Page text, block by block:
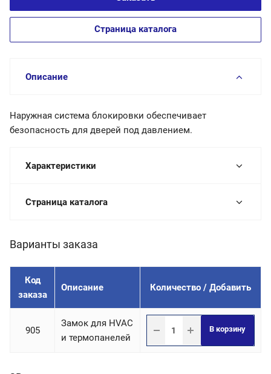
Страница каталога
Описание
Наружная система блокировки обеспечивает
безопасность для дверей под давлением.
Характеристики
Страница каталога
Варианты заказа
Код
заказа
Описание Количество / Добавить
905
Замок для HVAC
и термопанелей
В корзину